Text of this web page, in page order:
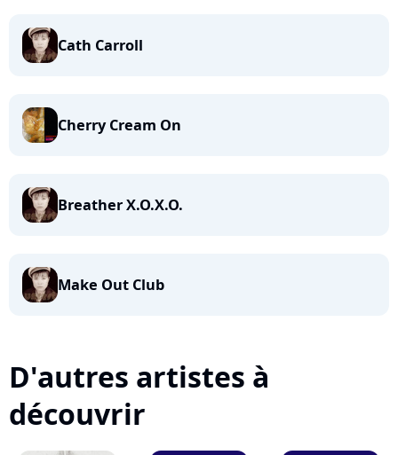
Cath Carroll
Cherry Cream On
Breather X.O.X.O.
Make Out Club
D'autres artistes à
découvrir